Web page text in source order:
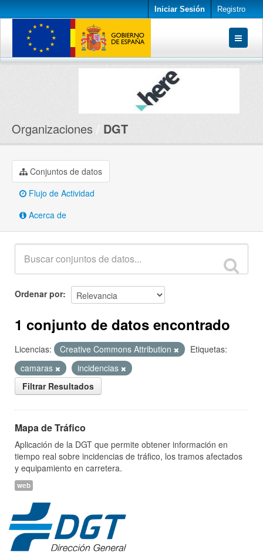
Iniciar Sesión Registro
Conjuntos de datos
Organizaciones DGT
Conjuntos de datos
Flujo de Actividad
Acerca de
Ordenar por
1 conjunto de datos encontrado
Licencias: Creative Commons Attribution
Etiquetas:
camaras
incidencias
Filtrar Resultados
Mapa de Tráfico
Aplicación de la DGT que permite obtener información en
tiempo real sobre incidencias de tráfico, los tramos afectados
y equipamiento en carretera.
web